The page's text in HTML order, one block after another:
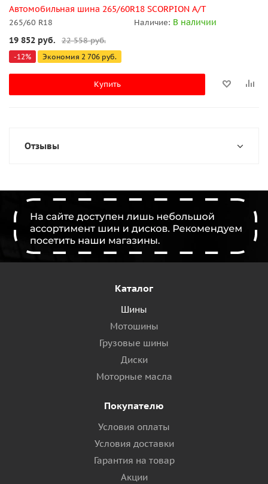
Автомобильная шина 265/60R18 SCORPION A/T
265/60 R18 Наличие: В наличии
19 852 руб. 22 558руб.
-12% Экономия 2 706 руб.
Купить
Отзывы
Каталог
Шины
Мотошины
Грузовые шины
Диски
Моторные масла
Покупателю
Условия оплаты
Условия доставки
Гарантия на товар
Акции